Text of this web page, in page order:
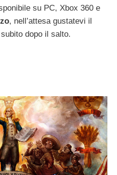
su PC, Xbox 360 e
, nell’attesa gustatevi il
dopo il salto.